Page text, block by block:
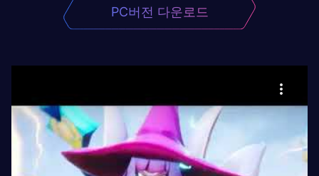
PC버전 다운로드